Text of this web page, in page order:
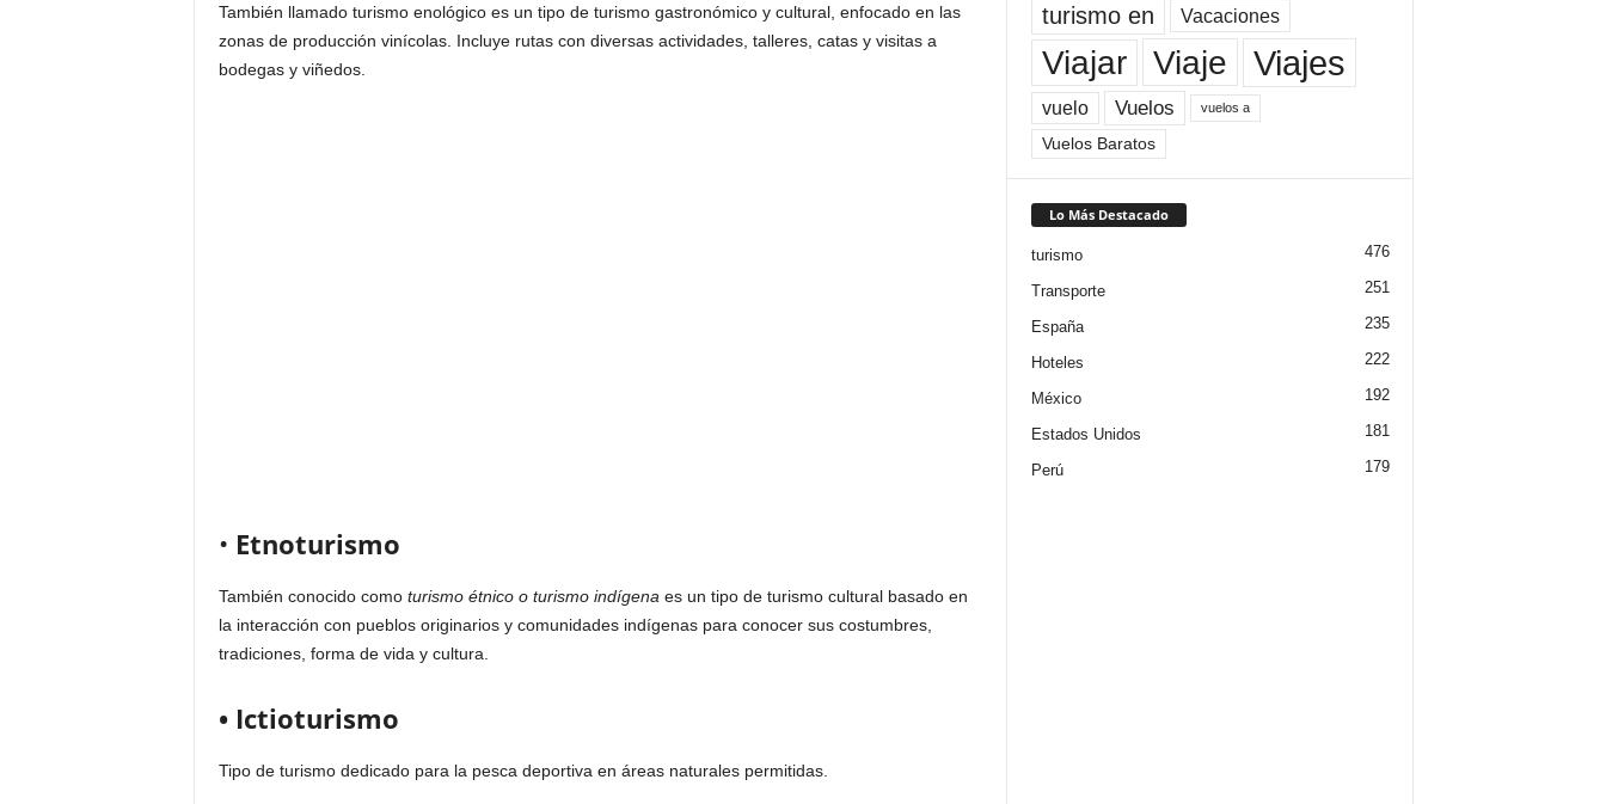
También llamado turismo enológico es un tipo de turismo gastronómico y cultural, enfocado en las
zonas de producción vinícolas. Incluye rutas con diversas actividades, talleres, catas y visitas a
bodegas y viñedos.
• Etnoturismo
También conocido como turismo étnico o turismo indígena es un tipo de turismo cultural basado en
la interacción con pueblos originarios y comunidades indígenas para conocer sus costumbres,
tradiciones, forma de vida y cultura.
• Ictioturismo
Tipo de turismo dedicado para la pesca deportiva en áreas naturales permitidas.
turismo en Vacaciones
Viajar Viaje Viajes
vuelo Vuelos vuelos a
Vuelos Baratos
Lo Más Destacado
turismo 476
Transporte 251
España 235
Hoteles 222
México 192
Estados Unidos 181
Perú 179